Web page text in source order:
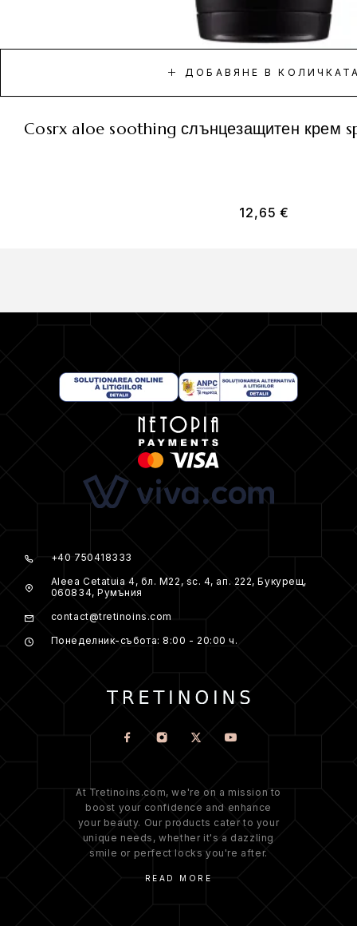
ДОБАВЯНЕ В
cosrx aloe soothing слънцезащитен
12,65€
+40 750418333
Aleea Cetatuia 4, бл. M22, sc. 4, ап. 222, Букурещ,
060834, Румъния
contact@tretinoins.com
Понеделник-събота: 8:00 - 20:00 ч.
At Tretinoins.com, we're on a mission to
boost your confidence and enhance
your beauty. Our products cater to your
unique needs, whether it's a dazzling
smile or perfect locks you're after.
READ MORE